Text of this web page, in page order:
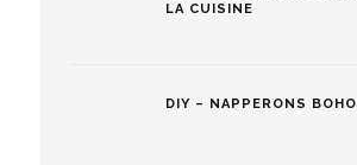
LA CUISINE
DIY – NAPPERONS BOHO